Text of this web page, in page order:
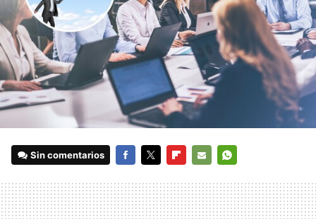
Sin comentarios
MAIL